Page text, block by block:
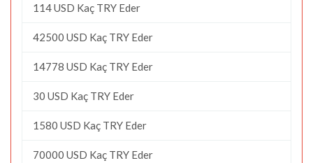
114 USD Kaç TRY Eder
42500 USD Kaç TRY Eder
14778 USD Kaç TRY Eder
30 USD Kaç TRY Eder
1580 USD Kaç TRY Eder
70000 USD Kaç TRY Eder